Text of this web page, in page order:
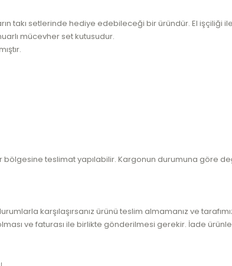
takı setlerinde hediye edebileceği bir üründür. El işçiliği
mücevher set kutusudur.
bölgesine teslimat yapılabilir. Kargonun durumuna göre
karşılaşırsanız ürünü teslim almamanız ve
ve faturası ile birlikte gönderilmesi gerekir. İade